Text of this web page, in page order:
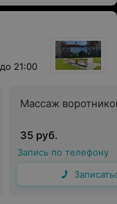
до 21:00
Массаж
35 руб.
Запись по телефону